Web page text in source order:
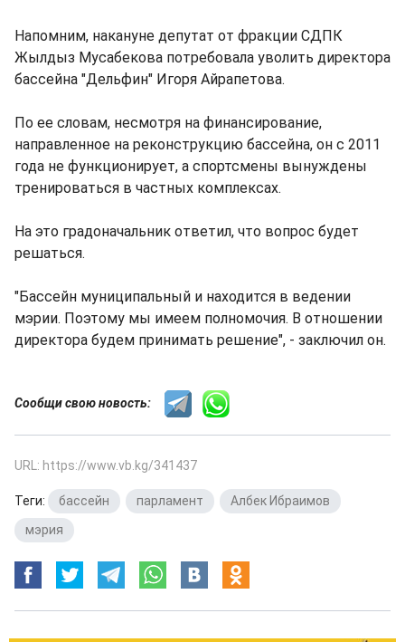
Напомним, накануне депутат от фракции СДПК
Жылдыз Мусабекова потребовала уволить директора
бассейна "Дельфин" Игоря Айрапетова.
По ее словам, несмотря на финансирование,
направленное на реконструкцию бассейна, он с 2011
года не функционирует, а спортсмены вынуждены
тренироваться в частных комплексах.
На это градоначальник ответил, что вопрос будет
решаться.
"Бассейн муниципальный и находится в ведении
мэрии. Поэтому мы имеем полномочия. В отношении
директора будем принимать решение", - заключил он.
Сообщи свою новость:
URL: https://www.vb.kg/341437
Теги: бассейн парламент Албек Ибраимов
мэрия